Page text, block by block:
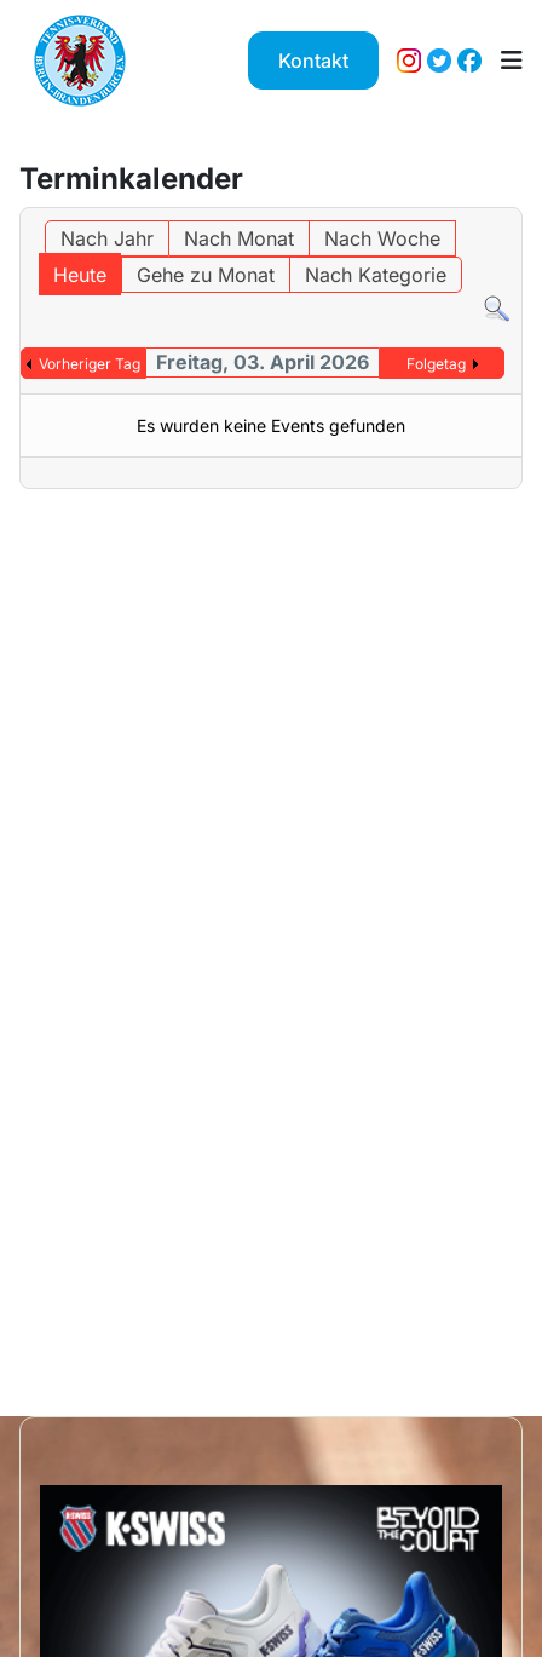
Kontakt
Terminkalender
Nach Jahr Nach Monat
Nach Woche
Heute
Gehe zu Monat Nach Kategorie
Vorheriger Tag Freitag, 03. April 2026 Folgetag
Es wurden keine Events gefunden